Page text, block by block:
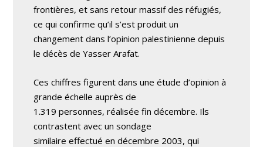
frontières, et sans retour massif des réfugiés,
ce qui confirme qu’il s’est produit un
changement dans l’opinion palestinienne depuis
le décès de Yasser Arafat.
Ces chiffres figurent dans une étude d’opinion à
grande échelle auprès de
1.319 personnes, réalisée fin décembre. Ils
contrastent avec un sondage
similaire effectué en décembre 2003, qui